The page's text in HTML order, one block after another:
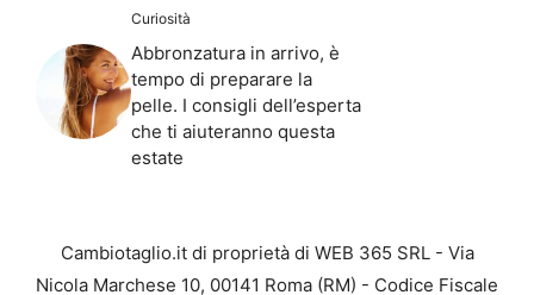
Curiosità
Abbronzatura in arrivo, è
tempo di preparare la
pelle. I consigli dell’esperta
che ti aiuteranno questa
estate
Cambiotaglio.it di proprietà di WEB 365 SRL - Via
Nicola Marchese 10, 00141 Roma (RM) - Codice Fiscale